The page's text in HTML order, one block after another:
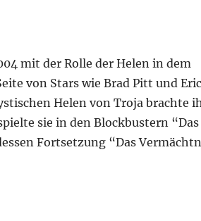
mit der Rolle der Helen in dem
von Stars wie Brad Pitt und
Helen von Troja brachte
sie in den Blockbustern “Das
Fortsetzung “Das